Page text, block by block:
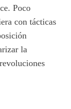
Poco
con tácticas
la